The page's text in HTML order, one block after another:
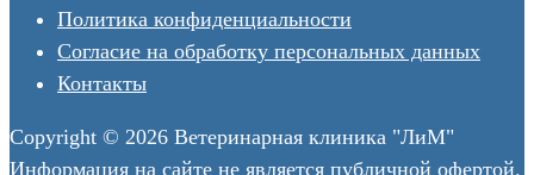
Политика конфиденциальности
Согласие на обработку персональных данных
Контакты
Copyright © 2026 Ветеринарная клиника "ЛиМ"
Информация на сайте не является публичной офертой.